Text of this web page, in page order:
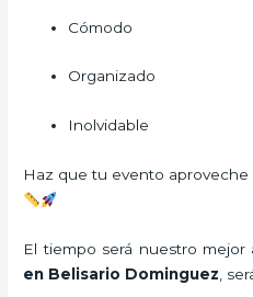
Cómodo
Organizado
Inolvidable
Haz que tu evento aproveche
El tiempo será nuestro mejor
en Belisario Dominguez ,